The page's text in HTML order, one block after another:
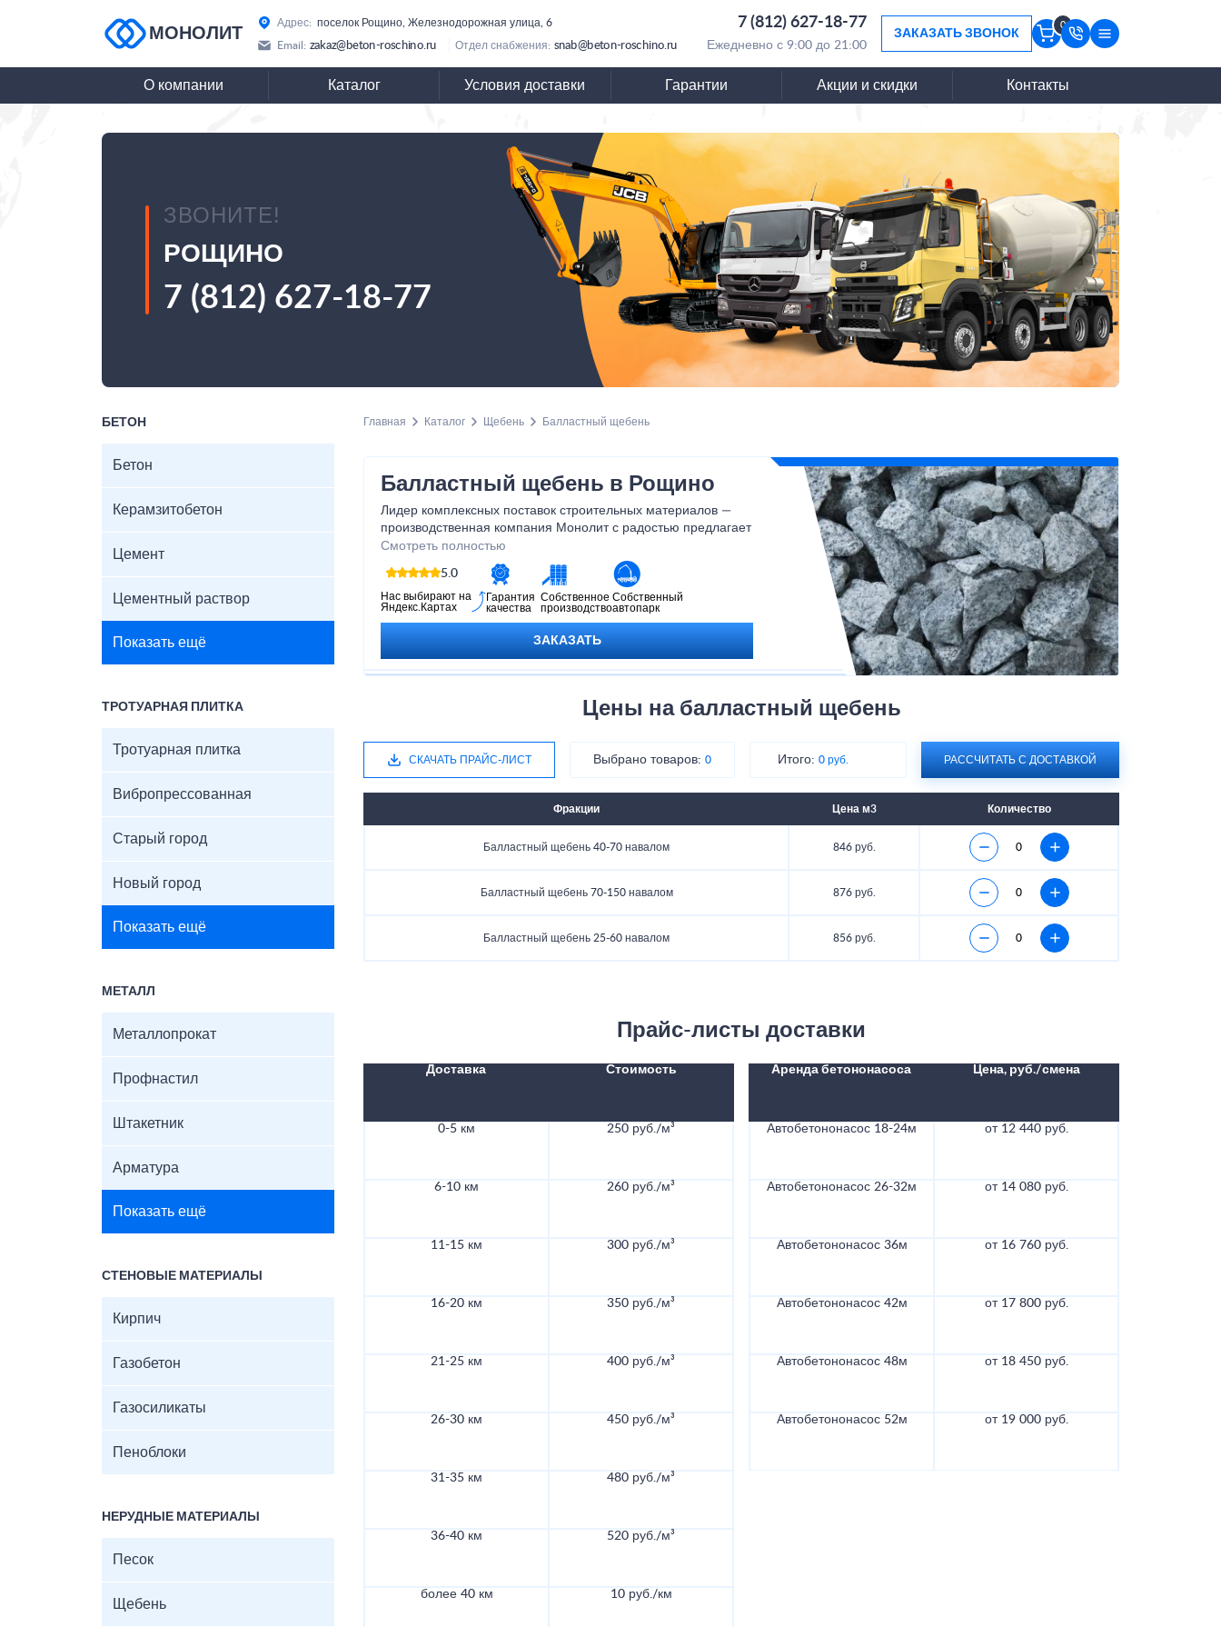
МОНОЛИТ
Адрес: поселок Рощино, Железнодорожная улица, 6 7 (812) 627-18-77
Email: zakaz@beton-roschino.ru Отдел снабжения: snab@beton-roschino.ru Ежедневно с 9:00 до 21:00
ЗАКАЗАТЬ ЗВОНОК
0
О компании Каталог Условия доставки Гарантии Акции и скидки Контакты
ЗВОНИТЕ!
РОЩИНО
7 (812) 627-18-77
БЕТОН
Бетон
Керамзитобетон
Цемент
Цементный раствор
Показать ещё
ТРОТУАРНАЯ ПЛИТКА
Тротуарная плитка
Вибропрессованная
Старый город
Новый город
Показать ещё
МЕТАЛЛ
Металлопрокат
Профнастил
Штакетник
Арматура
Показать ещё
СТЕНОВЫЕ МАТЕРИАЛЫ
Кирпич
Газобетон
Газосиликаты
Пеноблоки
НЕРУДНЫЕ МАТЕРИАЛЫ
Песок
Щебень
Главная Каталог Щебень Балластный щебень
Балластный щебень в Рощино
Лидер комплексных поставок строительных материалов —
производственная компания Монолит с радостью предлагает
решения для частников и юридических лиц.
Смотреть полностью
5.0
Нас выбирают на
Яндекс.Картах
Гарантия
качества
Собственное
производство
Собственный
автопарк
ЗАКАЗАТЬ
Цены на балластный щебень
СКАЧАТЬ ПРАЙС-ЛИСТ Выбрано товаров: 0 Итого:0 руб. РАССЧИТАТЬ С ДОСТАВКОЙ
Фракции Цена м3 Количество
Балластный щебень 40-70 навалом 846 руб.
Балластный щебень 70-150 навалом 876 руб.
Балластный щебень 25-60 навалом 856 руб.
Прайс-листы доставки
Доставка Стоимость
0-5 км 250 руб./м³
6-10 км 260 руб./м³
11-15 км 300 руб./м³
16-20 км 350 руб./м³
21-25 км 400 руб./м³
26-30 км 450 руб./м³
31-35 км 480 руб./м³
36-40 км 520 руб./м³
более 40 км 10 руб./км
Аренда бетононасоса Цена, руб./смена
Автобетононасос 18-24м от 12 440 руб.
Автобетононасос 26-32м от 14 080 руб.
Автобетононасос 36м от 16 760 руб.
Автобетононасос 42м от 17 800 руб.
Автобетононасос 48м от 18 450 руб.
Автобетононасос 52м от 19 000 руб.